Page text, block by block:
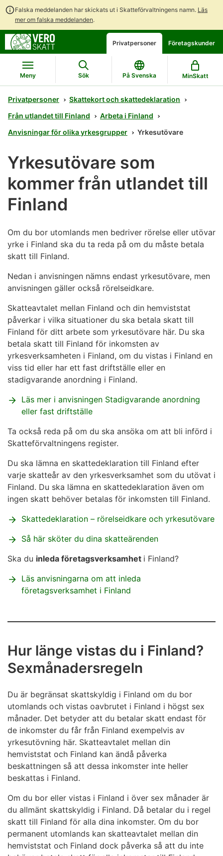
Falska meddelanden har skickats ut i Skatteförvaltningens namn. Läs
mer om falska meddelanden.
Gå
direkt
till
innehållet
Gå
till
hela
webbplatsens
sökning
Öppna
en
chattbot-
diskussion
Privatpersoner Företagskunder
Meny Sök På Svenska MinSkatt
Privatpersoner
Skattekort och skattedeklaration
Från utlandet till Finland
Arbeta i Finland
Anvisningar för olika yrkesgrupper
Yrkesutövare
Yrkesutövare som
kommer från utlandet till
Finland
Om du bor utomlands men bedriver rörelse eller utövar
yrke i Finland ska du ta reda på om du måste betala
skatt till Finland.
Nedan i anvisningen nämns endast yrkesutövare, men
anvisningen gäller också rörelseidkare.
Skatteavtalet mellan Finland och din hemviststat
påverkar i vilka situationer du ska betala skatt till
Finland för ditt arbete som yrkesutövare här. Du ska
betala skatt till Finland för inkomsten av
yrkesverksamheten i Finland, om du vistas i Finland en
viss tid eller har ett fast driftställe eller en
stadigvarande anordning i Finland.
Läs mer i anvisningen Stadigvarande anordning
eller fast driftställe
Ta också reda på om du ska ansöka om att bli införd i
Skatteförvaltningens register.
Du ska lämna en skattedeklaration till Finland efter
varje skatteår av den yrkesverksamhet som du utövat i
Finland. Du ska lämna en skattedeklaration även om
ingen skatt behöver betalas för inkomsten till Finland.
Skattedeklaration – rörelseidkare och yrkesutövare
Så här sköter du dina skatteärenden
Ska du inleda företagsverksamhet i Finland?
Läs anvisningarna om att inleda
företagsverksamhet i Finland
Hur länge vistas du i Finland?
Sexmånadersregeln
Du är begränsat skattskyldig i Finland om du bor
utomlands och vistas oavbrutet i Finland i högst sex
månader. Det betyder att du betalar skatt endast för
de inkomster du får från Finland exempelvis av
yrkesutövning här. Skatteavtalet mellan din
hemviststat och Finland kan ändå påverka
beskattningen så att dessa inkomster inte heller
beskattas i Finland.
Om du bor eller vistas i Finland i över sex månader är
du allmänt skattskyldig i Finland. Då betalar du i regel
skatt till Finland för alla dina inkomster. Om du bor
permanent utomlands kan skatteavtalet mellan din
hemviststat och Finland dock påverka så att du inte